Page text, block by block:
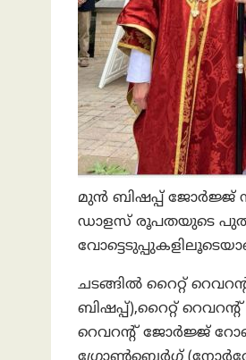
മുൻ ബിഷപ്പ് ജോർജ്ജ്
ഡാളസ് രൂപതയുടെ
ചടങ്ങിൽ റൈറ്റ്
ബിഷപ്പ്),റൈറ്റ്
റെവറന്റ് ജോർജ്ജ്